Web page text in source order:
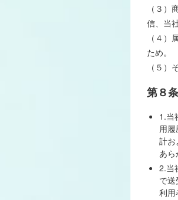
（３
信、当
（４
ため。
（５
第８
1.当
用
計お
あら
2.当
で
利用